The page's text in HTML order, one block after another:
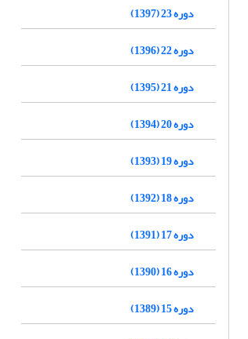
دوره 23 (1397)
دوره 22 (1396)
دوره 21 (1395)
دوره 20 (1394)
دوره 19 (1393)
دوره 18 (1392)
دوره 17 (1391)
دوره 16 (1390)
دوره 15 (1389)